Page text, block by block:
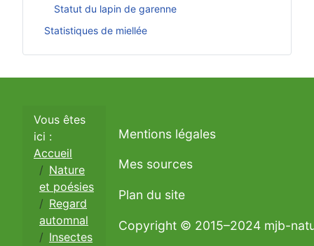
Statut du lapin de garenne
Statistiques de miellée
Vous êtes
ici :
Accueil
Nature
et poésies
Regard
automnal
Insectes
Mentions légales
Mes sources
Plan du site
Copyright © 2015–2024 mjb-